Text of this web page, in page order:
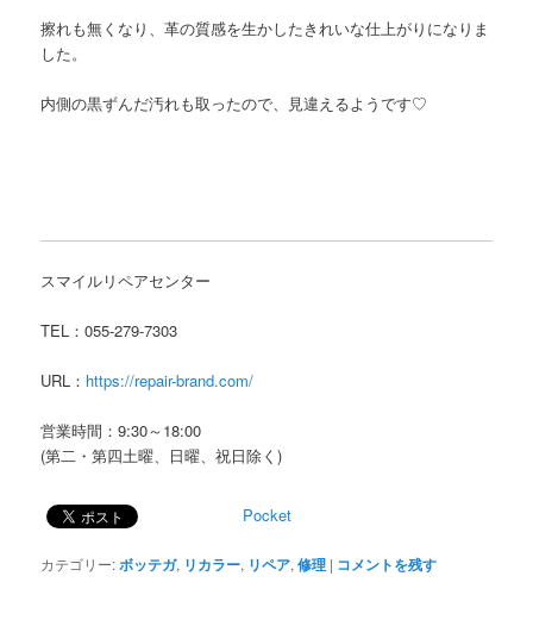
擦れも無くなり、革の質感を生かしたきれいな仕上がりになりま
した。
内側の黒ずんだ汚れも取ったので、見違えるようです♡
スマイルリペアセンター
TEL：055-279-7303
URL： https://repair-brand.com/
営業時間：9:30～18:00
(第二・第四土曜、日曜、祝日除く)
Pocket
カテゴリー:ボッテガ, リカラー, リペア,修理 | コメントを残す